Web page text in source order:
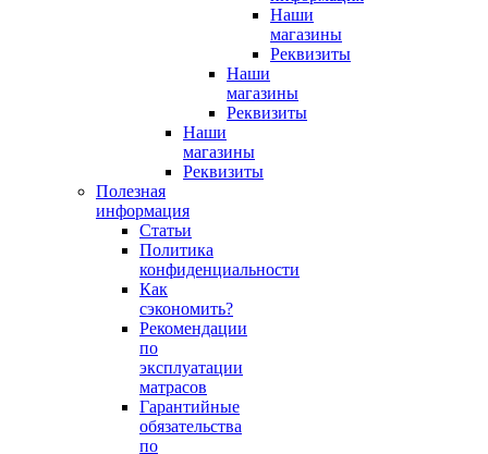
Наши
магазины
Реквизиты
Наши
магазины
Реквизиты
Наши
магазины
Реквизиты
Полезная
информация
Статьи
Политика
конфиденциальности
Как
сэкономить?
Рекомендации
по
эксплуатации
матрасов
Гарантийные
обязательства
по